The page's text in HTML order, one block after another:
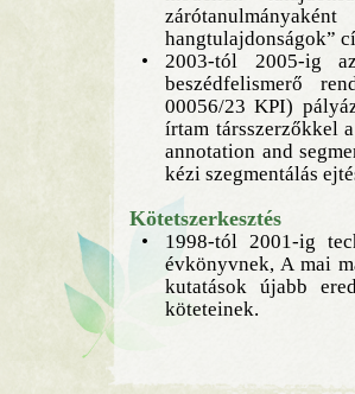
hangtulajdonságok”
•
2003-tól 2005-ig
beszédfelismerő
00056/23 KPI)
írtam társszerzőkkel
annotation and
kézi szegmentálás
Kötetszerkesztés
•
1998-tól 2001-ig
évkönyvnek, A mai
kutatások újabb
köteteinek.